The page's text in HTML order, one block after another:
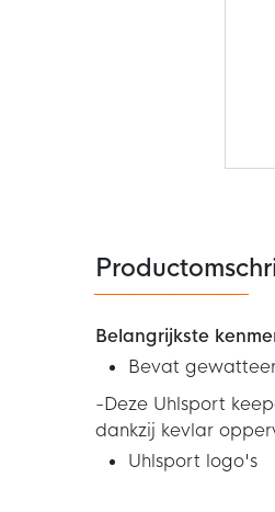
de
afbeeldingen-
gallerij
Belangrijkste
Bevat
-Deze Uhlsport
dankzij kevlar
Uhlsport logo's